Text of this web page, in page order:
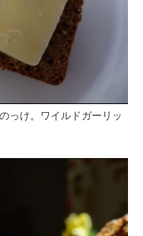
っけ。ワイルドガーリッ